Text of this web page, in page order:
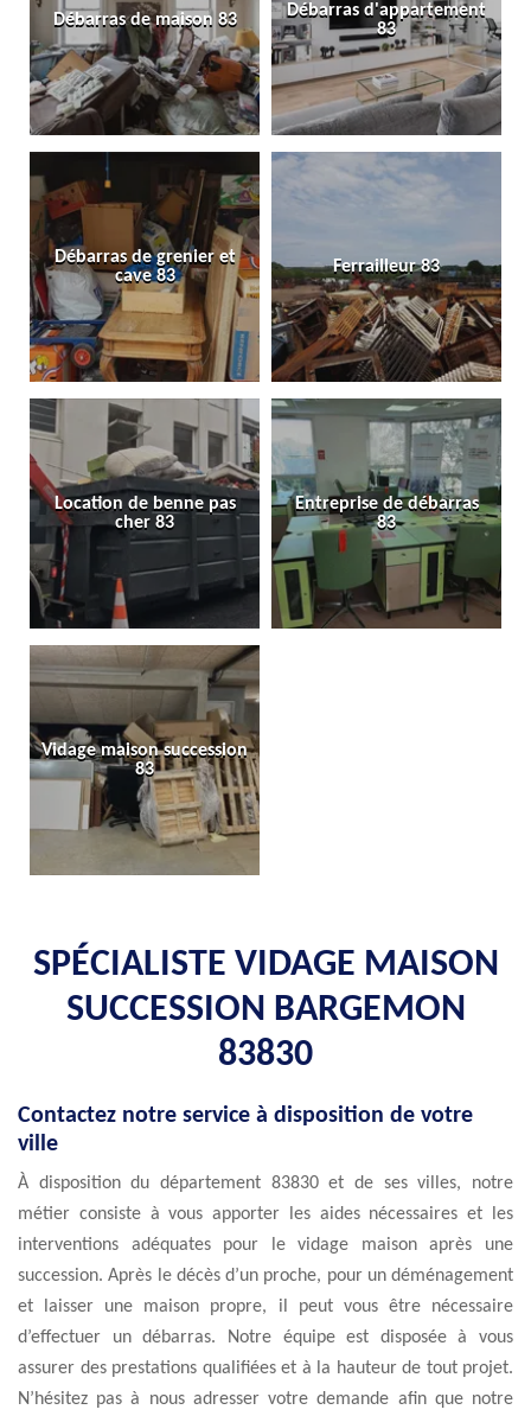
Débarras de maison 83
Débarras d'appartement
83
Débarras de grenier et
cave 83
Ferrailleur 83
Location de benne pas
cher 83
Entreprise de débarras
83
Vidage maison succession
83
SPÉCIALISTE VIDAGE MAISON
SUCCESSION BARGEMON
83830
Contactez notre service à disposition de votre
ville
À disposition du département 83830 et de ses villes, notre
métier consiste à vous apporter les aides nécessaires et les
interventions adéquates pour le vidage maison après une
succession. Après le décès d’un proche, pour un déménagement
et laisser une maison propre, il peut vous être nécessaire
d’effectuer un débarras. Notre équipe est disposée à vous
assurer des prestations qualifiées et à la hauteur de tout projet.
N’hésitez pas à nous adresser votre demande afin que notre